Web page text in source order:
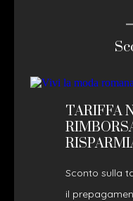
TARIFFA
Sconto sulla
il